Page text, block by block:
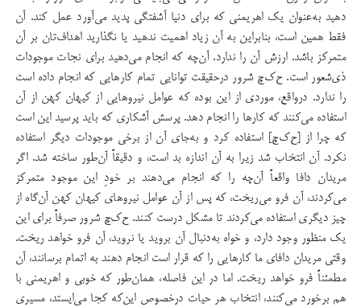
دهید به‌عنوان یک اهریمنی که برای دنیا آشفتگی پدید می‌آورد عمل کند. آن
فقط همین است،‌ بنابراین به آن زیاد اهمیت ندهید یا نگذارید اهداف‌تان بر آن
متمرکز باشد. ارزش آن را ندارد. آن‌چه که انجام می‌دهید برای نجات موجودات
ذی‌شعور است. ح‌ک‌چ شرور درحقیقت توانایی تمام کارهایی که انجام داده است
را ندارد. درواقع، موردی از این بوده که عوامل نیروهایی از کیهان کهن از آن
استفاده می‌کنند که کارها را انجام دهد. پرسش آشکاری که باید پرسید این است
که چرا از [ح‌ک‌چ] استفاده کرد و به‌جای آن از برخی موجودات دیگر استفاده
نکرد. آن انتخاب شد زیرا به آن اندازه بد است، و دقیقاً آن‌طور ساخته شد. اگر
مریدان دافا واقعاً آن‌چه را که انجام می‌دهند بر خود‌ِ این موجود متمرکز
می‌کردند، آن فرو می‌ریخت،‌ که پس از آن عوامل نیروهای کیهان کهن آن‌گاه از
چیز دیگری استفاده می‌کردند تا مشکل درست کنند. ح‌ک‌چ شرور صرفاً برای این
یک منظور وجود دارد، و خواه به‌دنبال آن بروید یا نروید، آن فرو خواهد ریخت.
وقتی مریدان دافای ما کارهایی را که قرار است انجام دهند به اتمام برسانند، آن
مطمئناً فرو خواهد ریخت. اما در این فاصله، همان‌طور که خوبی و اهریمنی با
هم برخورد می‌کنند، انتخاب هر حیات درخصوص این‌که کجا می‌ایستد،‌ مسیری